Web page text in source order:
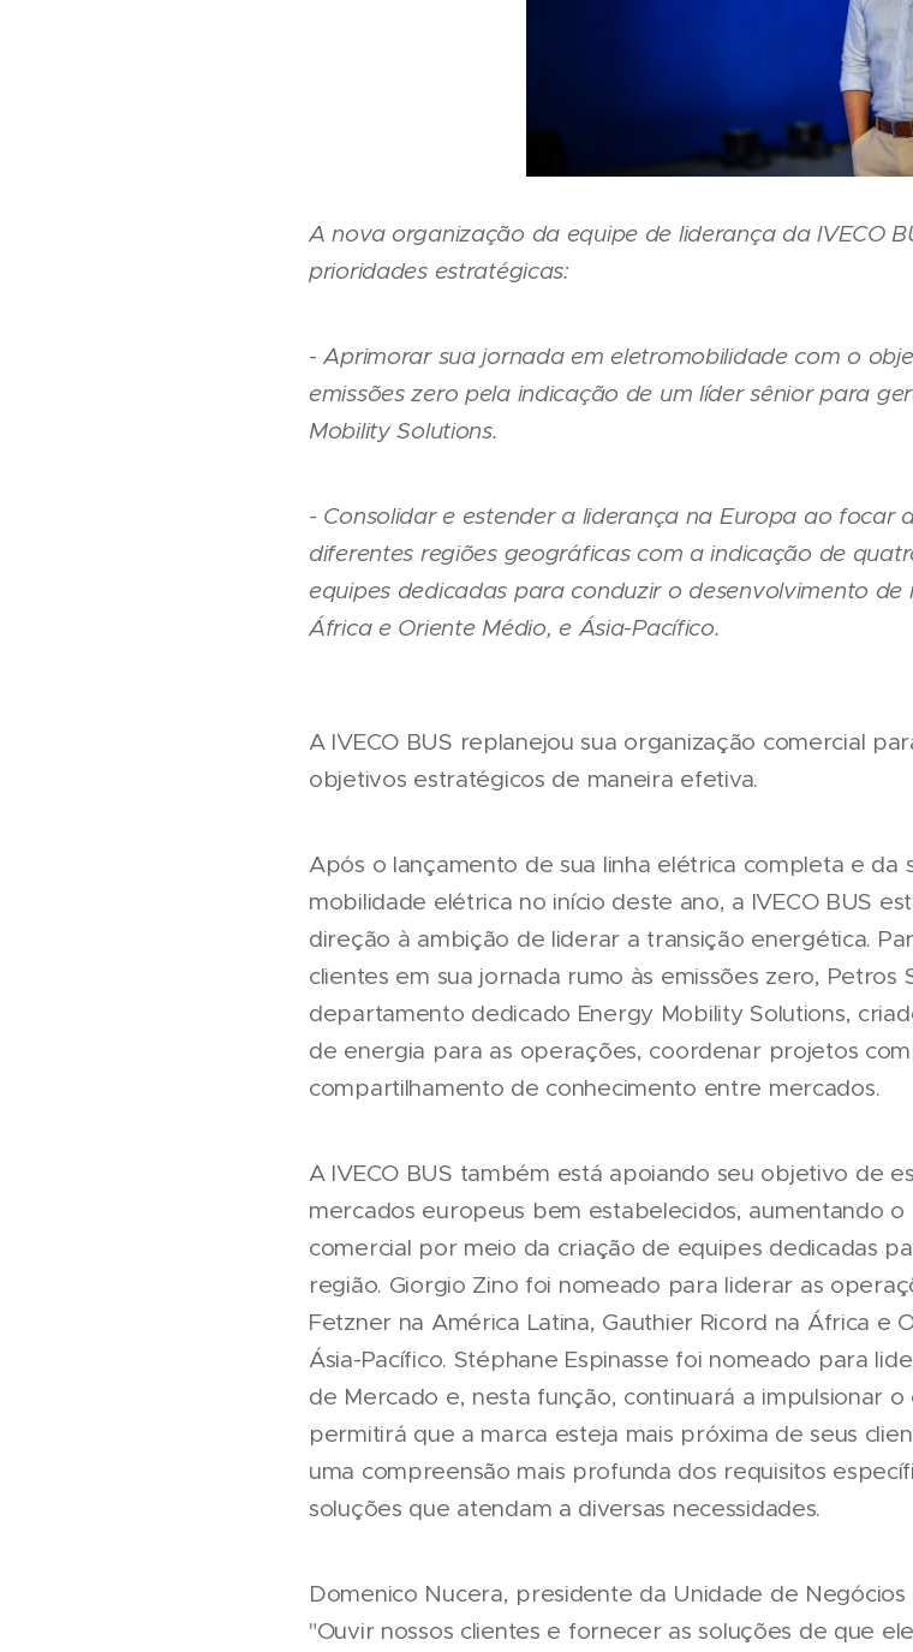
A nova organização da equipe de liderança da IVECO
prioridades estratégicas:
- Aprimorar sua jornada em eletromobilidade com o
emissões zero pela indicação de um líder sênior para
Mobility Solutions.
- Consolidar e estender a liderança na Europa ao focar
diferentes regiões geográficas com a indicação de
equipes dedicadas para conduzir o desenvolvimento
África e Oriente Médio, e Ásia-Pacífico.
A IVECO BUS replanejou sua organização comercial
objetivos estratégicos de maneira efetiva.
Após o lançamento de sua linha elétrica completa e da
mobilidade elétrica no início deste ano, a IVECO BUS
direção à ambição de liderar a transição energética.
clientes em sua jornada rumo às emissões zero,
departamento dedicado Energy Mobility Solutions,
de energia para as operações, coordenar projetos
compartilhamento de conhecimento entre mercados.
A IVECO BUS também está apoiando seu objetivo de
mercados europeus bem estabelecidos, aumentando
comercial por meio da criação de equipes dedicadas
região. Giorgio Zino foi nomeado para liderar as
Fetzner na América Latina, Gauthier Ricord na África e
Ásia-Pacífico. Stéphane Espinasse foi nomeado para
de Mercado e, nesta função, continuará a impulsionar o
permitirá que a marca esteja mais próxima de seus
uma compreensão mais profunda dos requisitos
soluções que atendam a diversas necessidades.
Domenico Nucera, presidente da Unidade de
"Ouvir nossos clientes e fornecer as soluções de que